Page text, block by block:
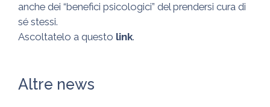
anche dei “benefici psicologici” del prendersi cura di
sé stessi.
Ascoltatelo a questo link.
Altre news